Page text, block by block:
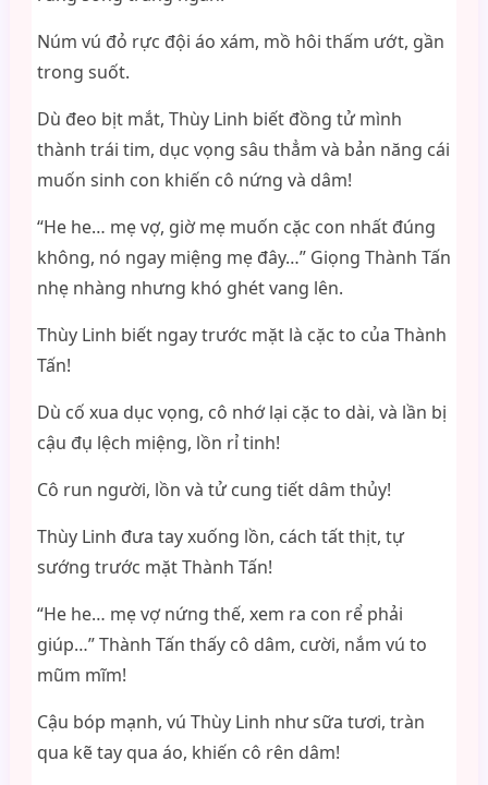
Núm vú đỏ rực đội áo xám, mồ hôi thấm ướt, gần
trong suốt.
Dù đeo bịt mắt, Thùy Linh biết đồng tử mình
thành trái tim, dục vọng sâu thẳm và bản năng cái
muốn sinh con khiến cô nứng và dâm!
“He he… mẹ vợ, giờ mẹ muốn cặc con nhất đúng
không, nó ngay miệng mẹ đây…” Giọng Thành Tấn
nhẹ nhàng nhưng khó ghét vang lên.
Thùy Linh biết ngay trước mặt là cặc to của Thành
Tấn!
Dù cố xua dục vọng, cô nhớ lại cặc to dài, và lần bị
cậu đụ lệch miệng, lồn rỉ tinh!
Cô run người, lồn và tử cung tiết dâm thủy!
Thùy Linh đưa tay xuống lồn, cách tất thịt, tự
sướng trước mặt Thành Tấn!
“He he… mẹ vợ nứng thế, xem ra con rể phải
giúp…” Thành Tấn thấy cô dâm, cười, nắm vú to
mũm mĩm!
Cậu bóp mạnh, vú Thùy Linh như sữa tươi, tràn
qua kẽ tay qua áo, khiến cô rên dâm!